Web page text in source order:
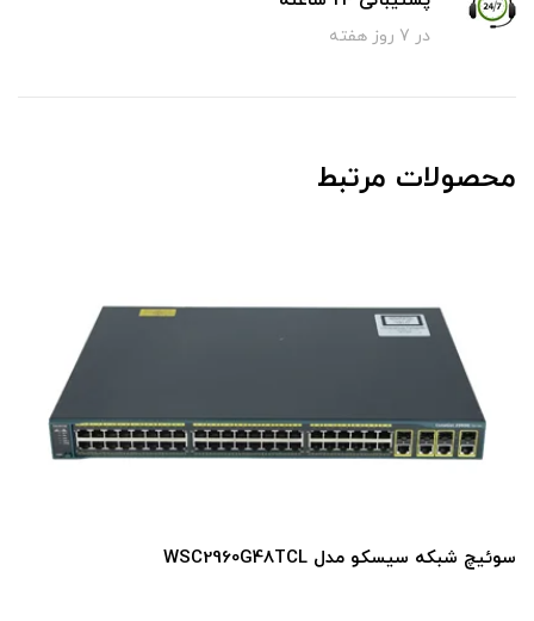
در 7 روز هفته
محصولات مرتبط
سوئیچ شبکه سیسکو مدل WSC2960G48TCL